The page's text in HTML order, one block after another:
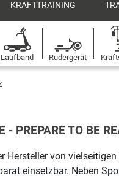
KRAFTTRAINING
Laufband Rudergerät
- PREPARE TO BE
Hersteller von
einsetzbar. Neben